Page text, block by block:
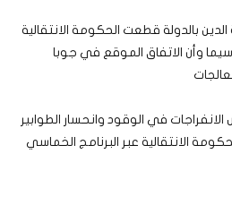
بالدولة قطعت الحكومة الانتقالية
وأن الاتفاق الموقع في جوبا
في الوقود وانحسار الطوابير
الانتقالية عبر البرنامج الخماسي